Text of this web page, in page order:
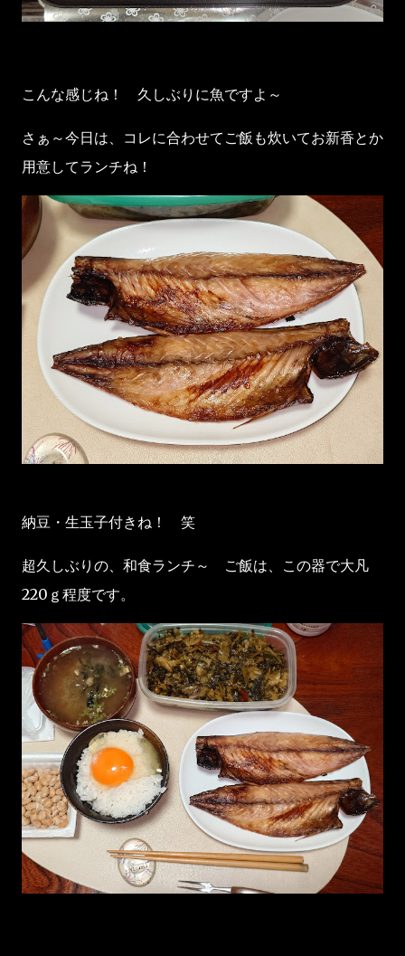
こんな感じね！ 久しぶりに魚ですよ～
さぁ～今日は、コレに合わせてご飯も炊いてお新香とか
用意してランチね！
納豆・生玉子付きね！ 笑
超久しぶりの、和食ランチ～ ご飯は、この器で大凡
220ｇ程度です。